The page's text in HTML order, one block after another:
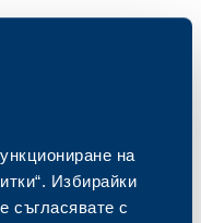
на
Избирайки
съгласявате с
финансиране
инвестиционно банкиране